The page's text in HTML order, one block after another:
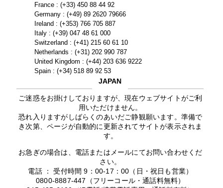
France : (+33) 450 88 44 92
Germany : (+49) 89 2620 79666
Ireland : (+353) 766 705 887
Italy : (+39) 047 48 61 000
Switzerland : (+41) 215 60 61 10
Netherlands : (+31) 202 990 787
United Kingdom : (+44) 203 636 9222
Spain : (+34) 518 89 92 53
JAPAN
ご迷惑をお掛けしておりますが、現在ウェブサイトがご利
用いただけません。
恐れ入りますがしばらくのあいだご静観願います。準備で
き次第、ページが自動的に更新されてサイトが表示されま
す。
お急ぎの場合は、電話またはメールにてお問い合わせくだ
さい。
電話 ： 受付時間 9：00-17：00（日・祝日も営業）
0800-8887-447（フリーコール・通話料無料）